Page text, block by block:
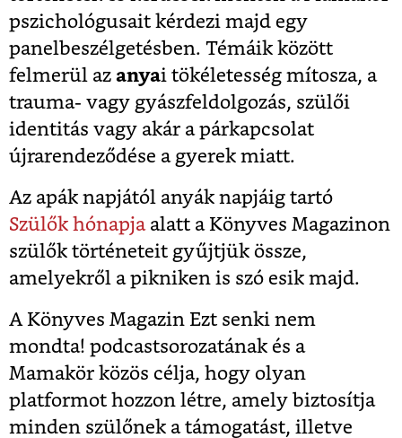
pszichológusait kérdezi majd egy
panelbeszélgetésben. Témáik között
felmerül az anyai tökéletesség mítosza, a
trauma- vagy gyászfeldolgozás, szülői
identitás vagy akár a párkapcsolat
újrarendeződése a gyerek miatt.
Az apák napjától anyák napjáig tartó
Szülők hónapjaalatt a Könyves Magazinon
szülők történeteit gyűjtjük össze,
amelyekről a pikniken is szó esik majd.
A Könyves Magazin Ezt senki nem
mondta! podcastsorozatának és a
Mamakör közös célja, hogy olyan
platformot hozzon létre, amely biztosítja
minden szülőnek a támogatást, illetve